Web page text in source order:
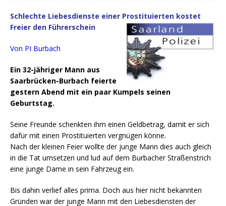
Schlechte Liebesdienste einer Prostituierten kostet
Freier den Führerschein
Von PI Burbach
Ein 32-jähriger Mann aus
Saarbrücken-Burbach feierte
gestern Abend mit ein paar Kumpels seinen
Geburtstag.
Seine Freunde schenkten ihm einen Geldbetrag, damit er sich
dafür mit einen Prostituierten vergnügen könne.
Nach der kleinen Feier wollte der junge Mann dies auch gleich
in die Tat umsetzen und lud auf dem Burbacher Straßenstrich
eine junge Dame in sein Fahrzeug ein.
Bis dahin verlief alles prima. Doch aus hier nicht bekannten
Gründen war der junge Mann mit den Liebesdiensten der